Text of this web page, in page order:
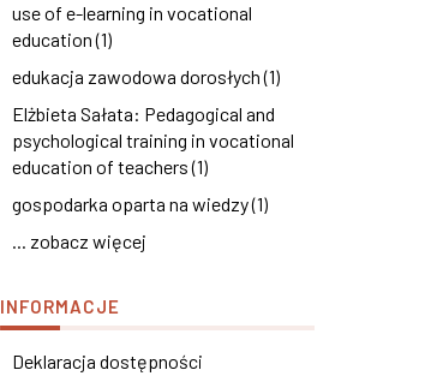
use of e-learning in vocational
education (1)
edukacja zawodowa dorosłych (1)
Elżbieta Sałata: Pedagogical and
psychological training in vocational
education of teachers (1)
gospodarka oparta na wiedzy (1)
... zobacz więcej
INFORMACJE
Deklaracja dostępności